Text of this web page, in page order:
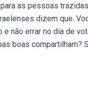
as pessoas
dizem que.
não errar no dia de
boas compartilham?